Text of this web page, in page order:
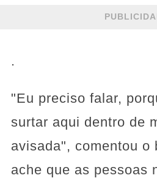
.
"Eu preciso falar,
surtar aqui dentro de
avisada", comentou o
ache que as pessoas